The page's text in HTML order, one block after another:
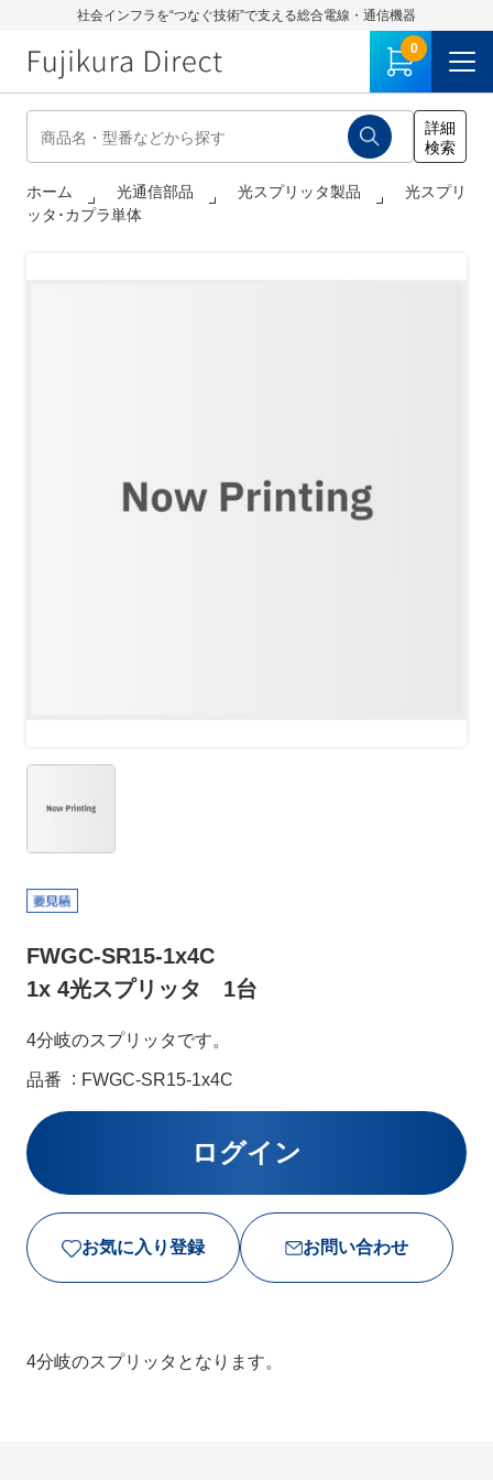
社会インフラを“つなぐ技術”で支える総合電線・通信機器
0
ホーム 光通信部品 光スプリッタ製品
光スプリ
ッタ･カプラ単体
FWGC-SR15-1x4C
1x 4光スプリッタ 1台
4分岐のスプリッタです。
品番 FWGC-SR15-1x4C
お気に入り登録 お問い合わせ
4分岐のスプリッタとなります。